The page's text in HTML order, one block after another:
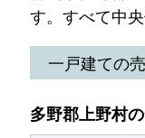
す。すべて中
一戸建ての
多野郡上野村